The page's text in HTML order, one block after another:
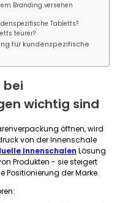
Branding versehen
Tabletts?
teurer?
für kundenspezifische
bei
wichtig sind
öffnen, wird
von der Innenschale
Innenschalen Lösung
Produkten - sie steigert
der Marke.